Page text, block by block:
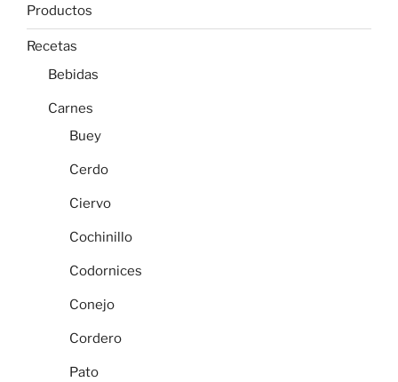
Productos
Recetas
Bebidas
Carnes
Buey
Cerdo
Ciervo
Cochinillo
Codornices
Conejo
Cordero
Pato